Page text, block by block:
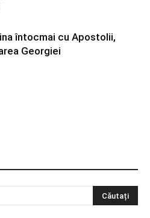
întocmai cu Apostolii,
Georgiei